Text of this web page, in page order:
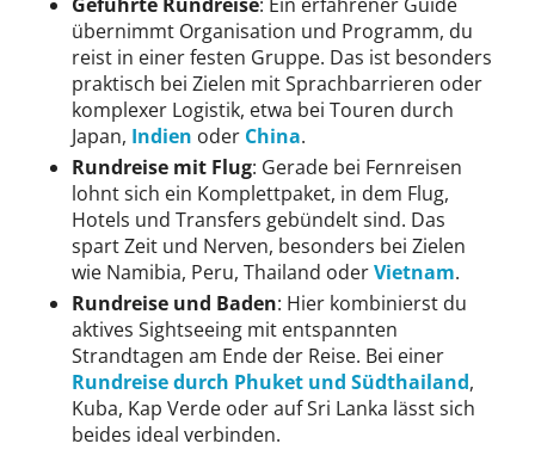
übernimmt Organisation und Programm, du
reist in einer festen Gruppe. Das ist besonders
praktisch bei Zielen mit Sprachbarrieren oder
komplexer Logistik, etwa bei Touren durch
Japan, Indien oder China.
Rundreise mit Flug: Gerade bei Fernreisen
lohnt sich ein Komplettpaket, in dem Flug,
Hotels und Transfers gebündelt sind. Das
spart Zeit und Nerven, besonders bei Zielen
wie Namibia, Peru, Thailand oderVietnam.
Rundreise und Baden: Hier kombinierst du
aktives Sightseeing mit entspannten
Strandtagen am Ende der Reise. Bei einer
Rundreise durch Phuket und Südthailand,
Kuba, Kap Verde oder auf Sri Lanka lässt sich
beides ideal verbinden.